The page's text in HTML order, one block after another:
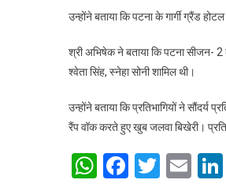
उन्होंने बताया कि पटना के गार्गी ग्रैंड
श्री अभिषेक ने बताया कि पटना सीजन- 2
श्वेता सिंह, स्नेहा सोनी शामिल थी।
उन्होंने बताया कि प्रतिभागियों ने
रैंप वॉक करते हुए खुब जलवा बिखेरी।
WhatsApp